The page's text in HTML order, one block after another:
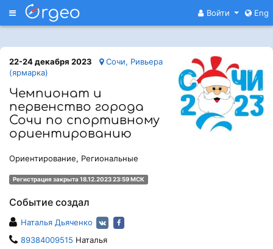
Меню Войти Eng
22-24 декабря 2023
Сочи, Ривьера
(ярмарка)
Чемпионат и
первенство города
Сочи по спортивному
ориентированию
Ориентирование, Региональные
Регистрация закрыта 18.12.2023 23:59 МСК
Событие создал
Наталья Дьяченко
89384009515 Наталья